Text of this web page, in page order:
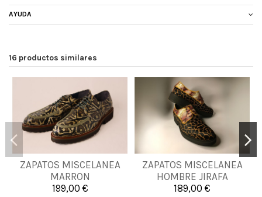
AYUDA
16 productos similares
ZAPATOS MISCELANEA
MARRON
199,00 €
39 40 41
42
44 46
ZAPATOS MISCELANEA
HOMBRE JIRAFA
189,00 €
39 40 41 44
Añadir al carrito